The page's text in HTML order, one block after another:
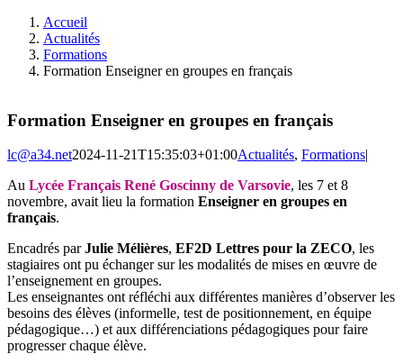
Accueil
Actualités
Formations
Formation Enseigner en groupes en français
Formation Enseigner en groupes en français
lc@a34.net2024-11-21T15:35:03+01:00Actualités, Formations|
Au Lycée Français René Goscinny de Varsovie, les 7 et 8
novembre, avait lieu la formation Enseigner en groupes en
français.
Encadrés parJulie Mélières, EF2D Lettres pour la ZECO, les
stagiaires ont pu échanger sur les modalités de mises en œuvre de
l’enseignement en groupes.
Les enseignantes ont réfléchi aux différentes manières d’observer les
besoins des élèves (informelle, test de positionnement, en équipe
pédagogique…) et aux différenciations pédagogiques pour faire
progresser chaque élève.